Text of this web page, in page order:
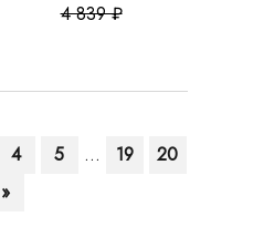
4 839 ₽
4 5 ... 19
20
»